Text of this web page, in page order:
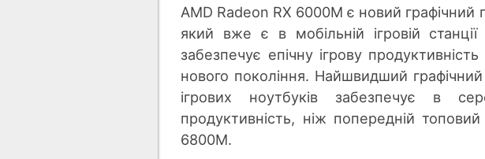
AMD Radeon RX 6000M є новий
який вже є в мобільній ігровій станції
забезпечує епічну ігрову
нового покоління. Найшвидший
ігрових ноутбуків забезпечує в
продуктивність, ніж попередній
6800M.